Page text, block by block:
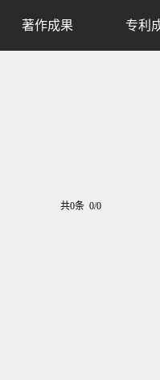
著作成果 专利
共0条 0/0